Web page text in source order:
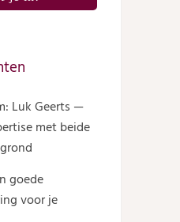
Luk Geerts —
met beide
goede
voor je